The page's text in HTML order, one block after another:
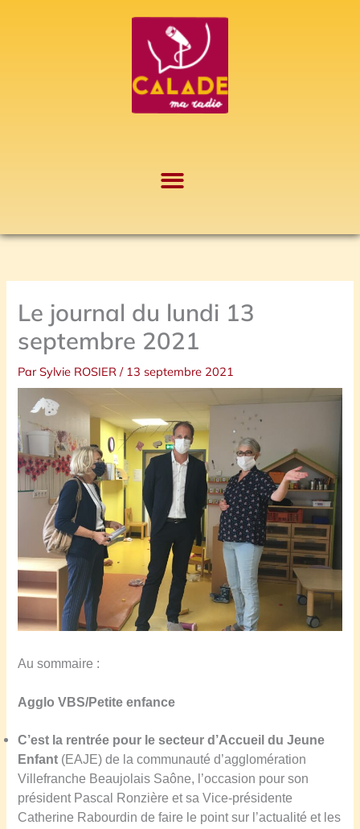
Le journal du lundi 13
septembre 2021
ParSylvie ROSIER/ 13 septembre 2021
Au sommaire :
Agglo VBS/Petite enfance
C’est la rentrée pour le secteur d’Accueil du Jeune
Enfant (EAJE) de la communauté d’agglomération
Villefranche Beaujolais Saône, l’occasion pour son
président Pascal Ronzière et sa Vice-présidente
Catherine Rabourdin de faire le point sur l’actualité et les